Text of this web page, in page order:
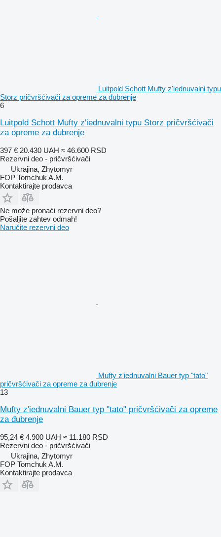
Luitpold Schott Mufty z'iednuvalni typu
Storz pričvršćivači za opremе za đubrenje
6
Luitpold Schott Mufty z'iednuvalni typu Storz pričvršćivači
za opreme za đubrenje
397 € 20.430 UAH ≈ 46.600 RSD
Rezervni deo - pričvršćivači
Ukrajina, Zhytomyr
FOP Tomchuk A.M.
Kontaktirajte prodavca
Ne može pronaći rezervni dеo?
Pošaljite zahtev odmah!
Naručite rezervni dеo
Mufty z'iednuvalni Bauer typ "tato"
pričvršćivači za opremе za đubrenje
13
Mufty z'iednuvalni Bauer typ "tato" pričvršćivači za opreme
za đubrenje
95,24 € 4.900 UAH ≈ 11.180 RSD
Rezervni deo - pričvršćivači
Ukrajina, Zhytomyr
FOP Tomchuk A.M.
Kontaktirajte prodavca